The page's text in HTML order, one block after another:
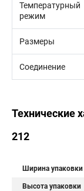
Температурный
режим
Размеры
Соединение
Технические
212
Ширина упаковки
Высота упаковки